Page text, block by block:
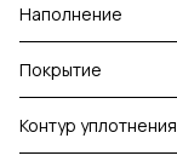
Наполнение
Покрытие
Контур уплотнения